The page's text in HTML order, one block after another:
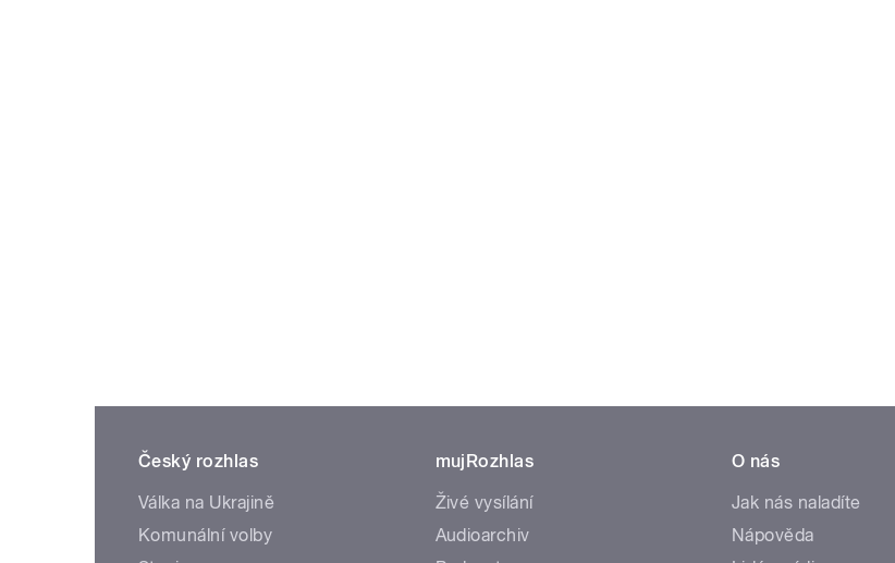
Český rozhlas
Válka na Ukrajině
Komunální volby
mujRozhlas
Živé vysílání
Audioarchiv
O nás
Jak nás naladíte
Nápověda